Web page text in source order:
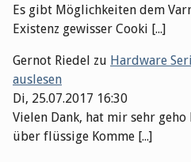
Es gibt Möglichkeiten dem
Existenz gewisser Cooki [...]
Gernot Riedel zu Hardware
auslesen
Di, 25.07.2017 16:30
Vielen Dank, hat mir sehr
über flüssige Komme [...]